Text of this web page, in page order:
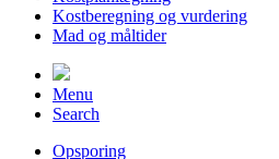
Kostberegning og vurdering
Mad og måltider
Menu
Search
Opsporing